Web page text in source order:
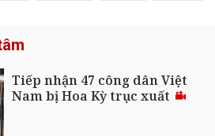
Tiếp nhận 47 công dân Việt
Nam bị Hoa Kỳ trục xuất